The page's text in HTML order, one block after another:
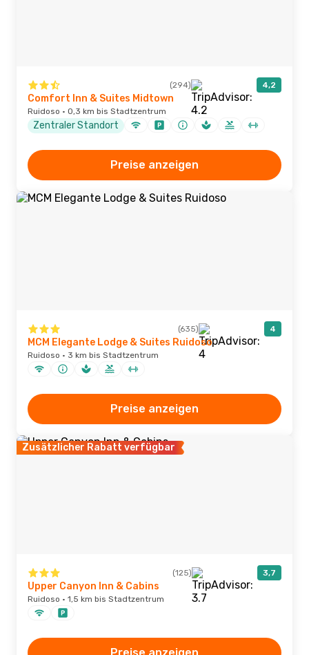
(294) 4,2
Comfort Inn & Suites Midtown
Ruidoso · 0,3 km bis Stadtzentrum
Zentraler Standort
Preise anzeigen
(635) 4
MCM Elegante Lodge & Suites Ruidoso
Ruidoso · 3 km bis Stadtzentrum
Preise anzeigen
Zusätzlicher Rabatt verfügbar
(125) 3,7
Upper Canyon Inn & Cabins
Ruidoso · 1,5 km bis Stadtzentrum